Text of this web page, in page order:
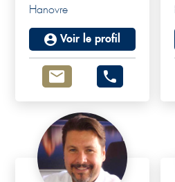
Hanovre
Voir le profil